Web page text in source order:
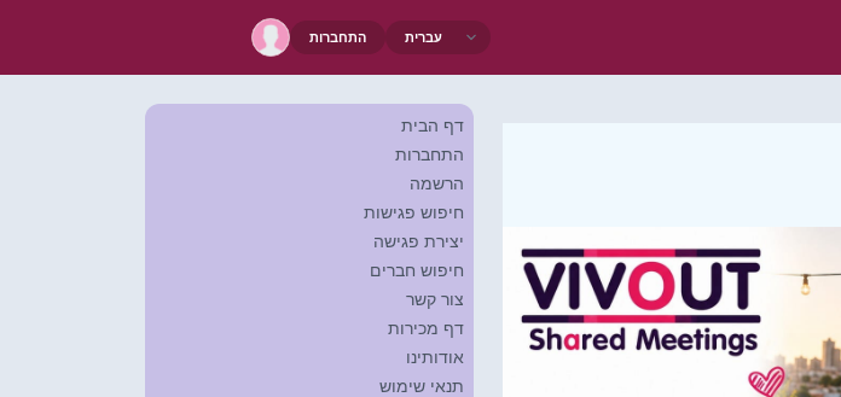
התחברות
דף הבית
התחברות
הרשמה
חיפוש פגישות
יצירת פגישה
חיפוש חברים
צור קשר
דף מכירות
אודותינו
תנאי שימוש